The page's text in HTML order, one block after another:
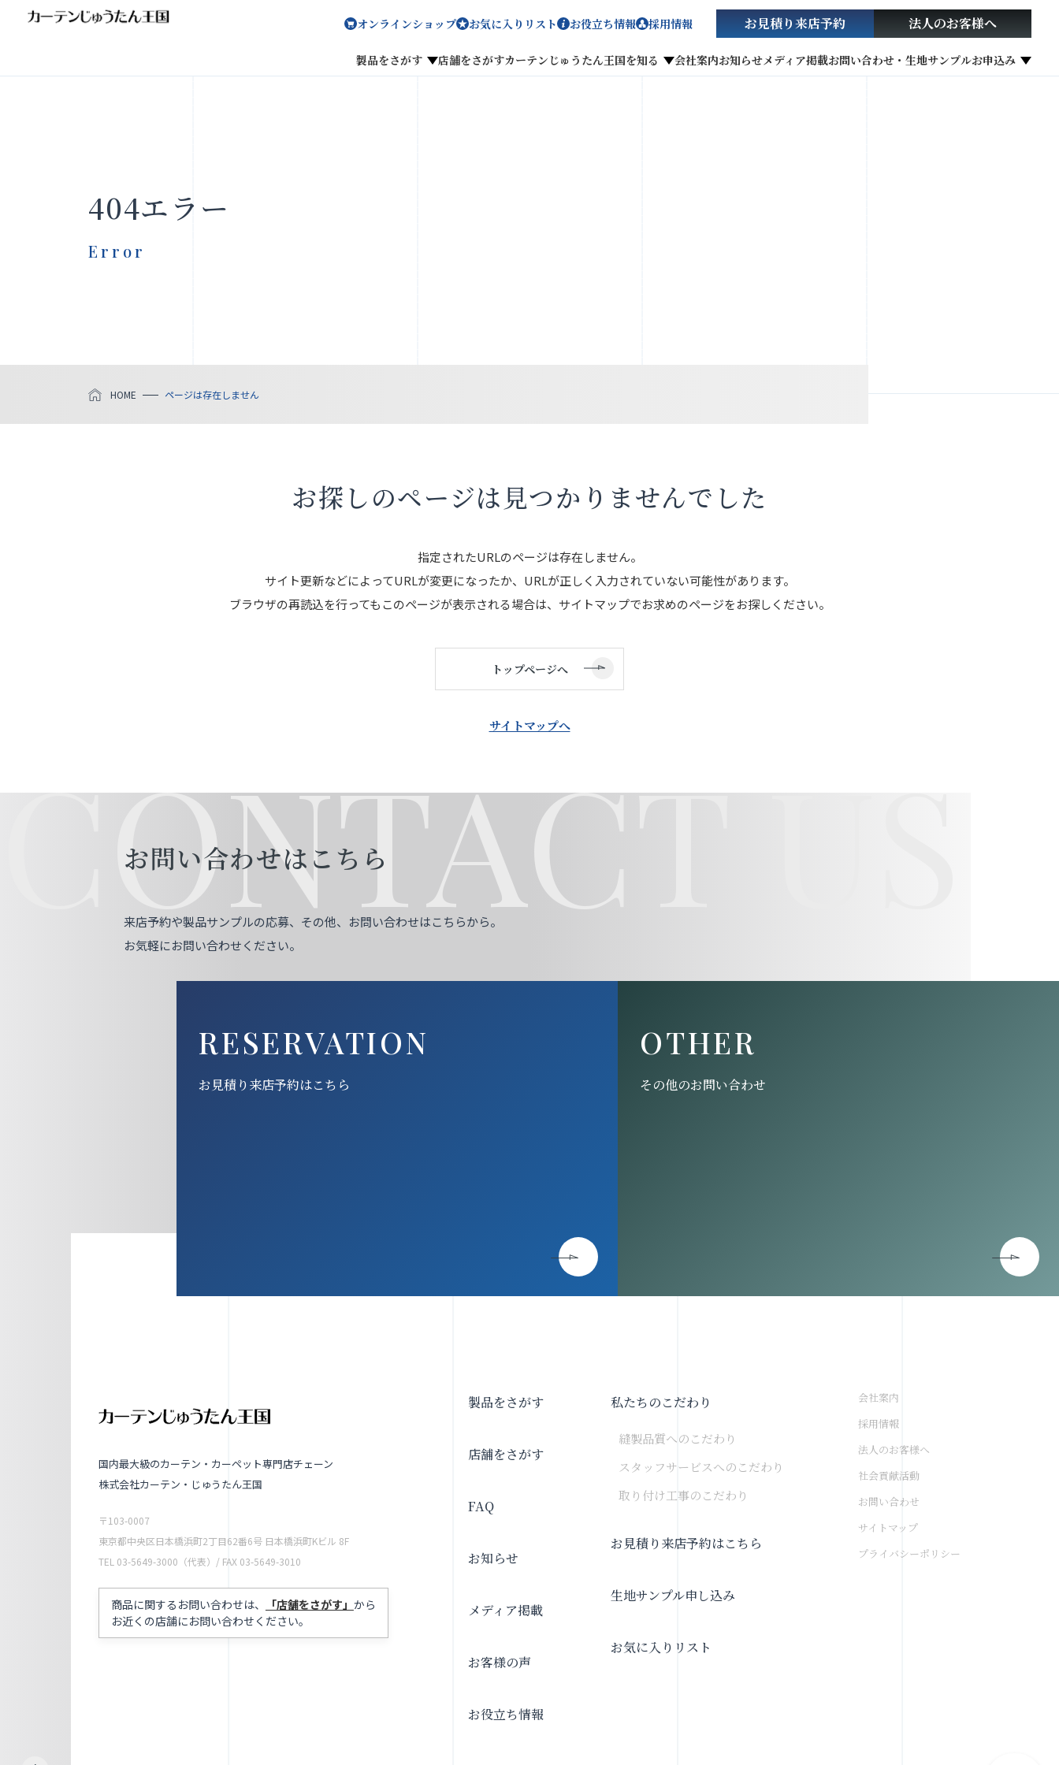
オンラインショップ お気に入りリスト お役立ち情報 採用情報
製品をさがす 店舗をさがすカーテンじゅうたん王国を知る 会社案内お知らせメディア掲載お問い合わせ・生地サンプルお申込み
お見積り来店予約 法人のお客様へ
404エラー
Error
HOME ページは存在しません
お探しのページは 見つかりませんでした
指定されたURLのページは存在しません。
サイト更新などによってURLが変更になったか、URLが正しく入力されていない可能性があります。
ブラウザの再読込を行ってもこのページが表示される場合は、サイトマップでお求めのページをお探しください。
トップページへ
サイトマップへ
CONTACT US
お問い合わせはこちら
来店予約や製品サンプルの応募、その他、お問い合わせはこちらから。
お気軽にお問い合わせください。
RESERVATION
お見積り来店予約はこちら
OTHER
その他のお問い合わせ
国内最大級のカーテン・カーペット専門店チェーン
株式会社カーテン・じゅうたん王国
〒103-0007
東京都中央区日本橋浜町2丁目62番6号 日本橋浜町Kビル 8F
TEL 03-5649-3000（代表）/ FAX 03-5649-3010
商品に関するお問い合わせは、 「店舗をさがす」 から
お近くの店舗にお問い合わせください。
製品をさがす
店舗をさがす
FAQ
お知らせ
メディア掲載
お客様の声
お役立ち情報
私たちのこだわり
縫製品質へのこだわり
スタッフサービスへのこだわり
取り付け工事のこだわり
お見積り来店予約はこちら
生地サンプル申し込み
お気に入りリスト
会社案内
採用情報
法人のお客様へ
社会貢献活動
お問い合わせ
サイトマップ
プライバシーポリシー